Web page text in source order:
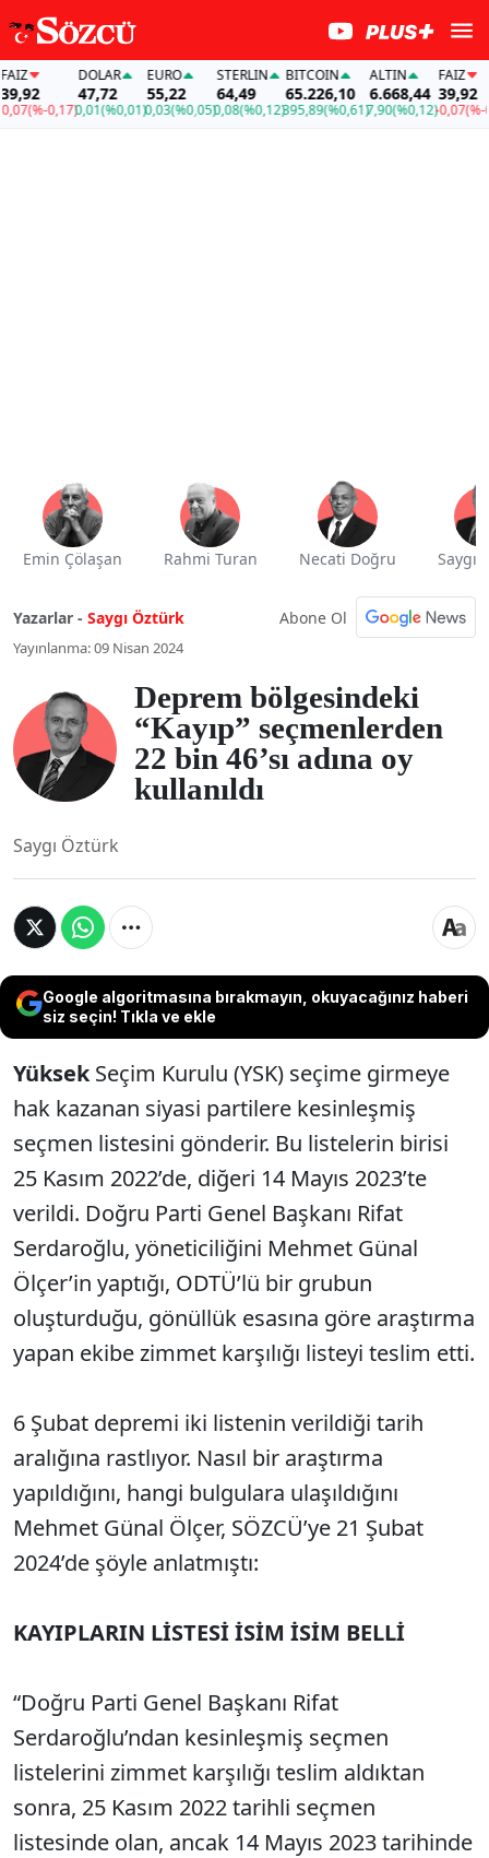
0,17)
DOLAR
47,72
0,01(%0,01)
EURO
55,22
0,03(%0,05)
STERLIN
64,49
0,08(%0,12)
BITCOIN
65.226,10
395,89(%0,61)
ALTIN
6.668,44
7,90(%0,12)
FAİZ
39,92
-0,07(%-0,17)
Emin Çölaşan Rahmi Turan Necati Doğru Saygı
Yazarlar - Saygı Öztürk Abone Ol
Yayınlanma: 09 Nisan 2024
Deprem bölgesindeki
“Kayıp” seçmenlerden
22 bin 46’sı adına oy
kullanıldı
Saygı Öztürk
Google algoritmasına bırakmayın, okuyacağınız haberi
siz seçin! Tıkla ve ekle
YüksekSeçim Kurulu (YSK) seçime girmeye
hak kazanan siyasi partilere kesinleşmiş
seçmen listesini gönderir. Bu listelerin birisi
25 Kasım 2022’de, diğeri 14 Mayıs 2023’te
verildi. Doğru Parti Genel Başkanı Rifat
Serdaroğlu, yöneticiliğini Mehmet Günal
Ölçer’in yaptığı, ODTÜ’lü bir grubun
oluşturduğu, gönüllük esasına göre araştırma
yapan ekibe zimmet karşılığı listeyi teslim etti.
6 Şubat depremi iki listenin verildiği tarih
aralığına rastlıyor. Nasıl bir araştırma
yapıldığını, hangi bulgulara ulaşıldığını
Mehmet Günal Ölçer, SÖZCÜ’ye 21 Şubat
2024’de şöyle anlatmıştı:
KAYIPLARIN LİSTESİ İSİM İSİM BELLİ
“Doğru Parti Genel Başkanı Rifat
Serdaroğlu’ndan kesinleşmiş seçmen
listelerini zimmet karşılığı teslim aldıktan
sonra, 25 Kasım 2022 tarihli seçmen
listesinde olan, ancak 14 Mayıs 2023 tarihinde